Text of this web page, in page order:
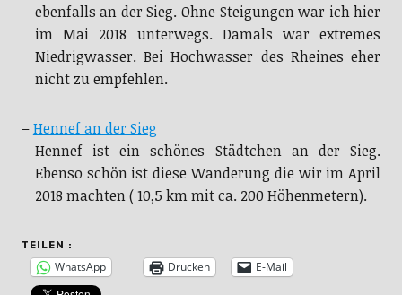
ebenfalls an der Sieg. Ohne Steigungen war ich hier
im Mai 2018 unterwegs. Damals war extremes
Niedrigwasser. Bei Hochwasser des Rheines eher
nicht zu empfehlen.
–Hennef an der Sieg
Hennef ist ein schönes Städtchen an der Sieg.
Ebenso schön ist diese Wanderung die wir im April
2018 machten ( 10,5 km mit ca. 200 Höhenmetern).
TEILEN :
WhatsApp Drucken E-Mail